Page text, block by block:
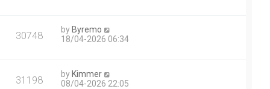
30748 by Byremo
18/04-2026 06:34
31198 by Kimmer
08/04-2026 22:05